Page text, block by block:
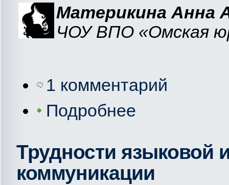
Материкина Анна
ЧОУ ВПО «Омская
1 комментарий
Подробнее
Трудности языковой
коммуникации